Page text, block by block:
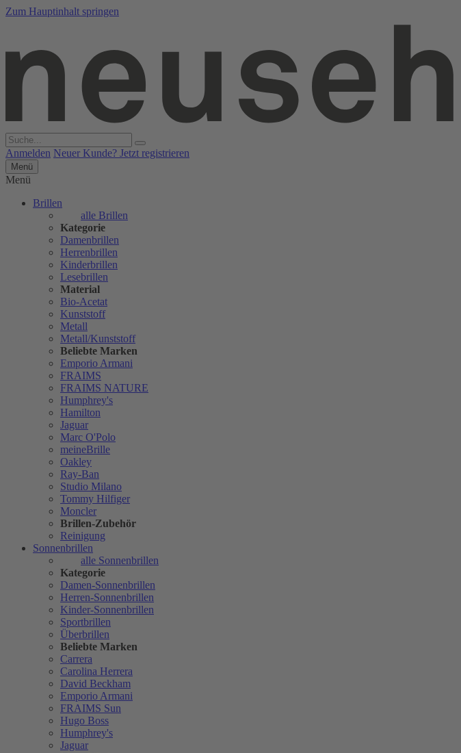
Zum Hauptinhalt springen
Anmelden Neuer Kunde? Jetzt registrieren
Menü
Menü
Brillen
alle Brillen
Kategorie
Damenbrillen
Herrenbrillen
Kinderbrillen
Lesebrillen
Material
Bio-Acetat
Kunststoff
Metall
Metall/Kunststoff
Beliebte Marken
Emporio Armani
FRAIMS
FRAIMS NATURE
Humphrey's
Hamilton
Jaguar
Marc O'Polo
meineBrille
Oakley
Ray-Ban
Studio Milano
Tommy Hilfiger
Moncler
Brillen-Zubehör
Reinigung
Sonnenbrillen
alle Sonnenbrillen
Kategorie
Damen-Sonnenbrillen
Herren-Sonnenbrillen
Kinder-Sonnenbrillen
Sportbrillen
Überbrillen
Beliebte Marken
Carrera
Carolina Herrera
David Beckham
Emporio Armani
FRAIMS Sun
Hugo Boss
Humphrey's
Jaguar